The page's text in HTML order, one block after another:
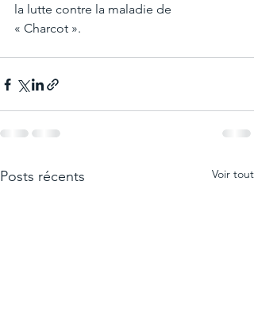
la lutte contre la maladie de
« Charcot ».
Posts récents Voir tout